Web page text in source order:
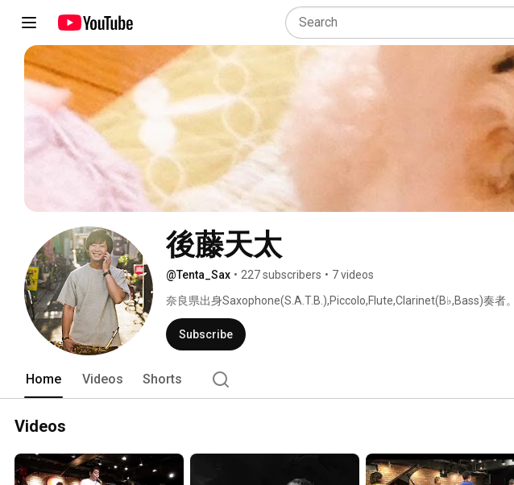
後藤天太
@Tenta_Sax • 227 subscribers • 7 videos
奈良県出身Saxophone(S.A.T.B.),Piccolo,Flute,Clarinet(B♭,Bass)奏者。
Subscribe
Home Videos Shorts
Videos